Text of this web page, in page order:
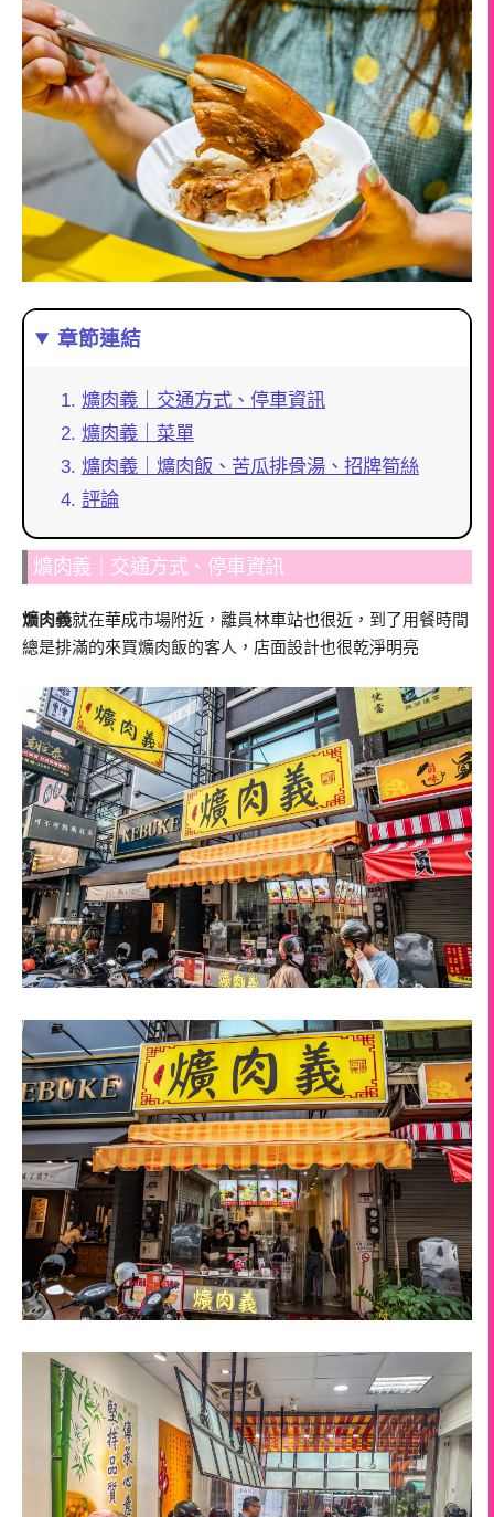
章節連結
爌肉義｜交通方式、停車資訊
爌肉義｜菜單
爌肉義｜爌肉飯、苦瓜排骨湯、招牌筍絲
評論
爌肉義｜交通方式、停車資訊
爌肉義就在華成市場附近，離員林車站也很近，到了用餐時間
總是排滿的來買爌肉飯的客人，店面設計也很乾淨明亮